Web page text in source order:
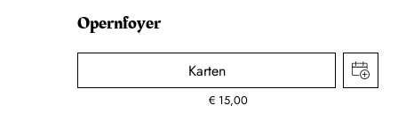
Opernfoyer
Karten
€ 15,00